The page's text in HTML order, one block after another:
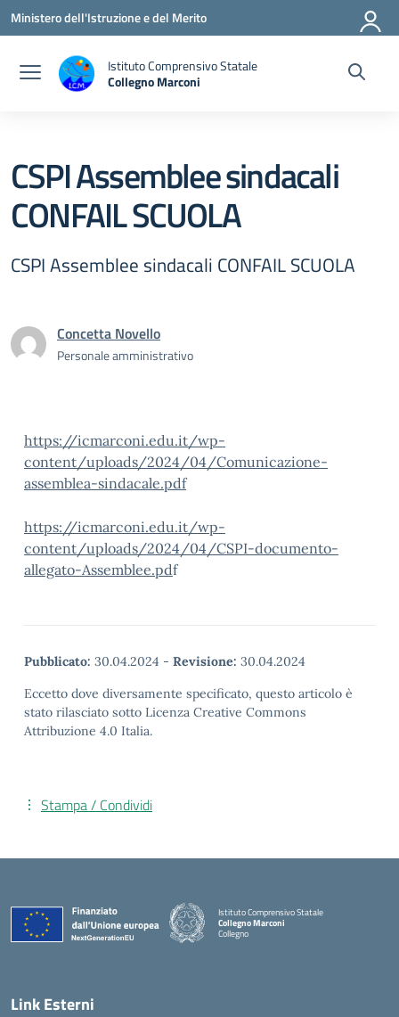
Vai ai contenuti
Vai al menu di navigazione
Vai al footer
Ministero dell'Istruzione e del Merito
Istituto Comprensivo Statale
Collegno Marconi
CSPI Assemblee sindacali
CONFAIL SCUOLA
CSPI Assemblee sindacali CONFAIL SCUOLA
Concetta Novello
Personale amministrativo
https://icmarconi.edu.it/wp-
content/uploads/2024/04/Comunicazione-
assemblea-sindacale.pdf
https://icmarconi.edu.it/wp-
content/uploads/2024/04/CSPI-documento-
allegato-Assemblee.pdf
Pubblicato: 30.04.2024 - Revisione: 30.04.2024
Eccetto dove diversamente specificato, questo articolo è
stato rilasciato sotto Licenza Creative Commons
Attribuzione 4.0 Italia.
Stampa / Condividi
Istituto Comprensivo Statale
Collegno Marconi
Collegno
Link Esterni